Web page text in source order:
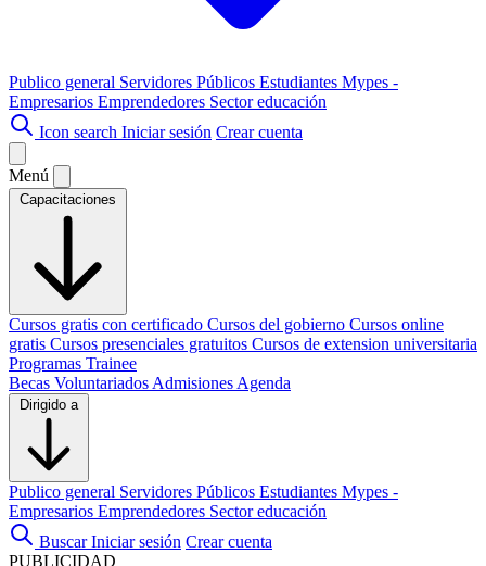
Publico general Servidores Públicos Estudiantes Mypes -
Empresarios Emprendedores Sector educación
Icon search Iniciar sesión Crear cuenta
Menú
Capacitaciones
Cursos gratis con certificado Cursos del gobierno Cursos online
gratis Cursos presenciales gratuitos Cursos de extension universitaria
Programas Trainee
Becas Voluntariados Admisiones Agenda
Dirigido a
Publico general Servidores Públicos Estudiantes Mypes -
Empresarios Emprendedores Sector educación
Buscar Iniciar sesión Crear cuenta
PUBLICIDAD